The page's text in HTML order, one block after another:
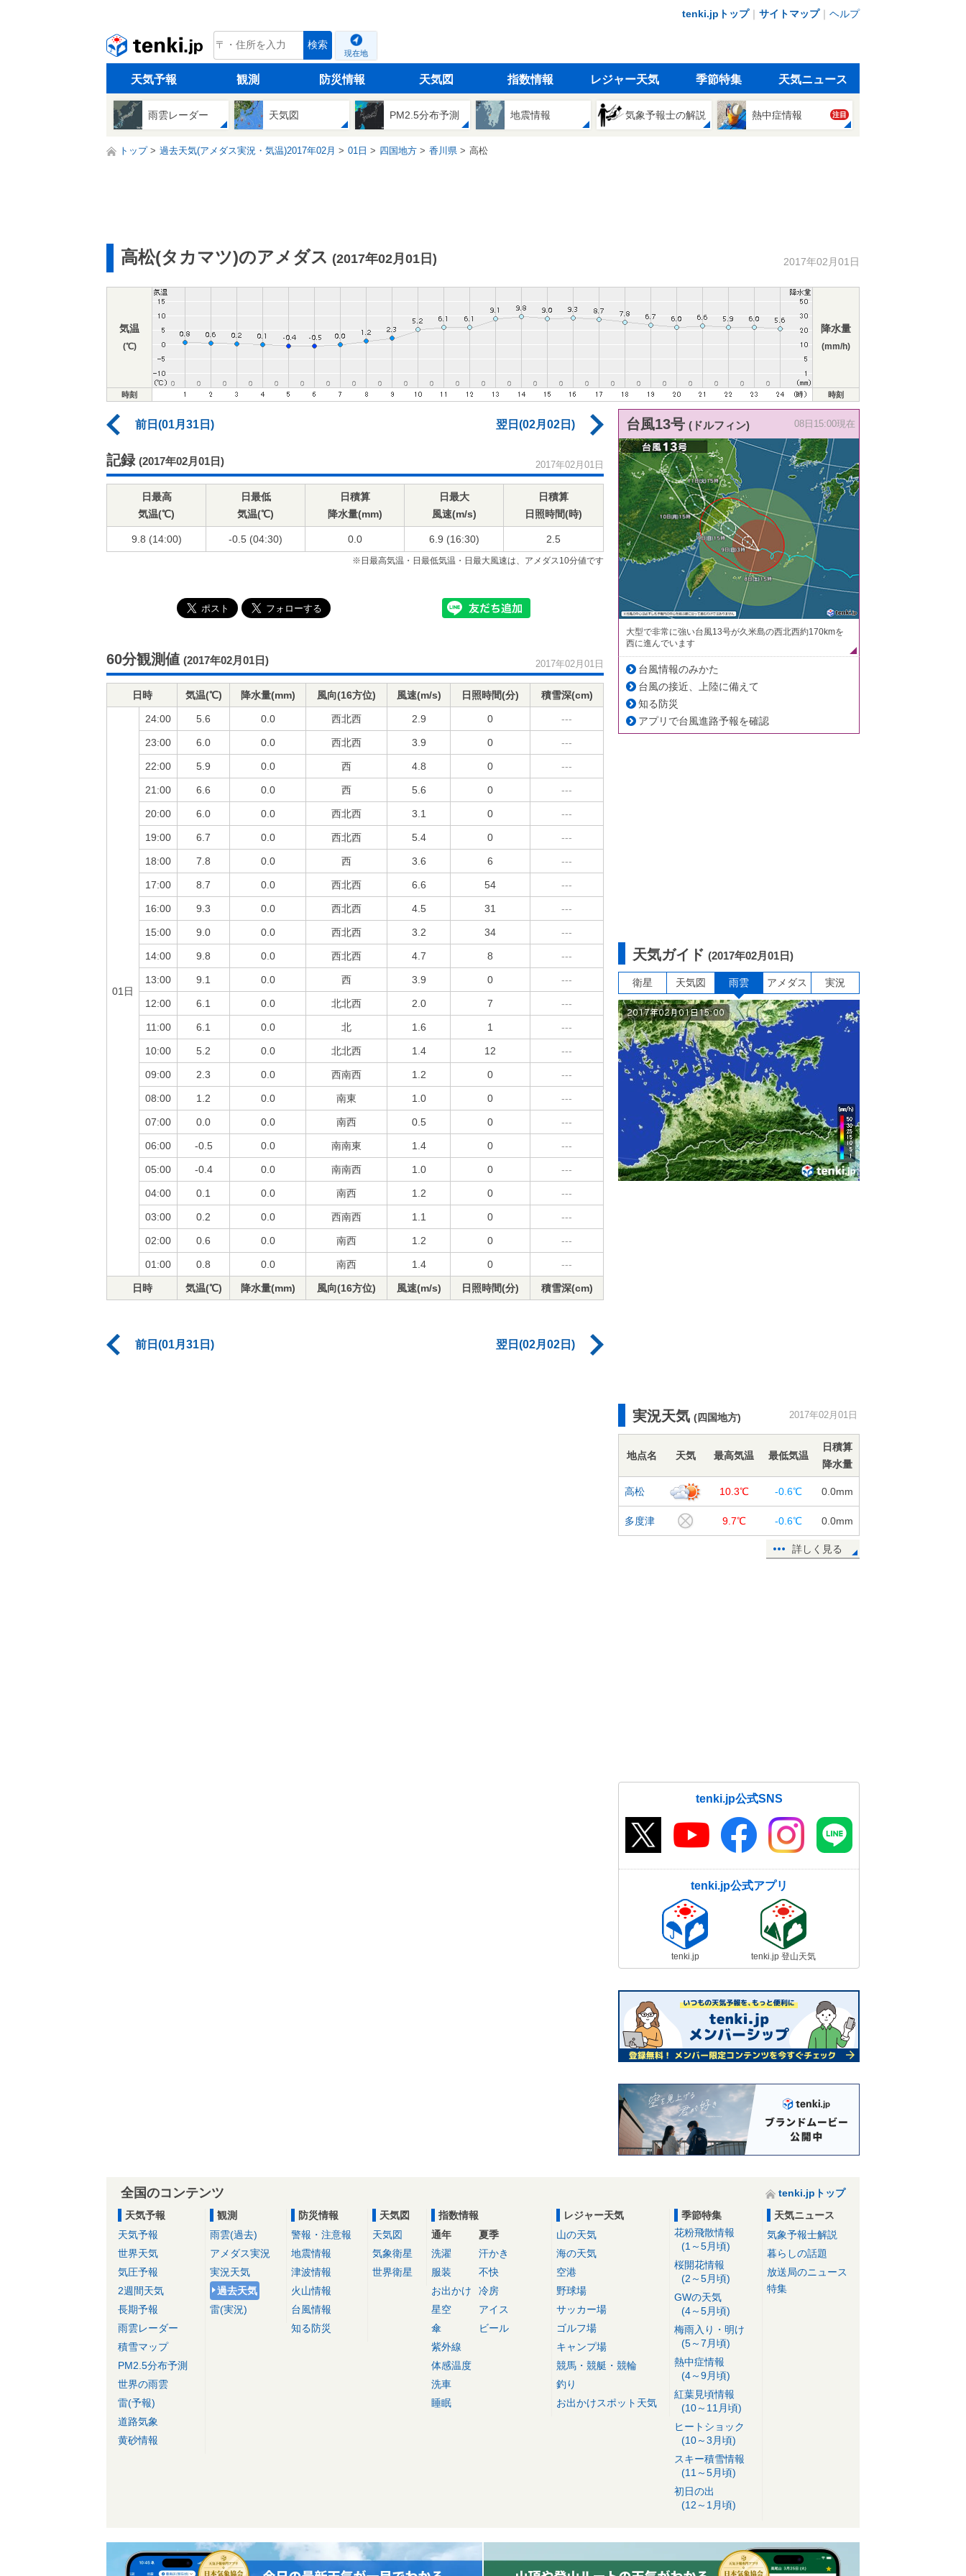
tenki.jpトップ｜ サイトマップ｜ ヘルプ
tenki.jp 検索
現在地
天気予報 観測 防災情報 天気図 指数情報 レジャー天気 季節特集 天気ニュース
雨雲レーダー 天気図 PM2.5分布予測 地震情報 気象予報士の解説 熱中症情報 注目
トップ 過去天気(アメダス実況・気温)2017年02月 01日 四国地方 香川県 高松
高松(タカマツ)のアメダス (2017年02月01日) 2017年02月01日
気温
(℃)
降水量
(mm/h)
時刻 時刻
前日(01月31日) 翌日(02月02日)
記録 (2017年02月01日) 2017年02月01日
日最高
気温(℃)
日最低
気温(℃)
日積算
降水量(mm)
日最大
風速(m/s)
日積算
日照時間(時)
9.8 (14:00) -0.5 (04:30) 0.0 6.9 (16:30) 2.5
※日最高気温・日最低気温・日最大風速は、アメダス10分値です
60分観測値 (2017年02月01日) 2017年02月01日
日時 気温(℃) 降水量(mm) 風向(16方位) 風速(m/s) 日照時間(分) 積雪深(cm)
01日
24:00 5.6 0.0 西北西 2.9 0 ---
23:00 6.0 0.0 西北西 3.9 0 ---
22:00 5.9 0.0 西 4.8 0 ---
21:00 6.6 0.0 西 5.6 0 ---
20:00 6.0 0.0 西北西 3.1 0 ---
19:00 6.7 0.0 西北西 5.4 0 ---
18:00 7.8 0.0 西 3.6 6 ---
17:00 8.7 0.0 西北西 6.6 54 ---
16:00 9.3 0.0 西北西 4.5 31 ---
15:00 9.0 0.0 西北西 3.2 34 ---
14:00 9.8 0.0 西北西 4.7 8 ---
13:00 9.1 0.0 西 3.9 0 ---
12:00 6.1 0.0 北北西 2.0 7 ---
11:00 6.1 0.0 北 1.6 1 ---
10:00 5.2 0.0 北北西 1.4 12 ---
09:00 2.3 0.0 西南西 1.2 0 ---
08:00 1.2 0.0 南東 1.0 0 ---
07:00 0.0 0.0 南西 0.5 0 ---
06:00 -0.5 0.0 南南東 1.4 0 ---
05:00 -0.4 0.0 南南西 1.0 0 ---
04:00 0.1 0.0 南西 1.2 0 ---
03:00 0.2 0.0 西南西 1.1 0 ---
02:00 0.6 0.0 南西 1.2 0 ---
01:00 0.8 0.0 南西 1.4 0 ---
日時 気温(℃) 降水量(mm) 風向(16方位) 風速(m/s) 日照時間(分) 積雪深(cm)
前日(01月31日) 翌日(02月02日)
台風13号 (ドルフィン) 08日15:00現在
大型で非常に強い台風13号が久米島の西北西約170kmを
西に進んでいます
台風情報のみかた
台風の接近、上陸に備えて
知る防災
アプリで台風進路予報を確認
天気ガイド (2017年02月01日)
衛星 天気図 雨雲 アメダス 実況
実況天気 (四国地方) 2017年02月01日
地点名 天気 最高気温 最低気温
日積算
降水量
高松 10.3℃ -0.6℃ 0.0mm
多度津 9.7℃ -0.6℃ 0.0mm
詳しく見る
tenki.jp公式SNS
tenki.jp公式アプリ
tenki.jp tenki.jp 登山天気
全国のコンテンツ
tenki.jpトップ
天気予報
天気予報
世界天気
気圧予報
2週間天気
長期予報
雨雲レーダー
積雪マップ
PM2.5分布予測
世界の雨雲
雷(予報)
道路気象
黄砂情報
観測
雨雲(過去)
アメダス実況
実況天気
過去天気
雷(実況)
防災情報
警報・注意報
地震情報
津波情報
火山情報
台風情報
知る防災
天気図
天気図
気象衛星
世界衛星
指数情報
通年
洗濯
服装
お出かけ
星空
傘
紫外線
体感温度
洗車
睡眠
夏季
汗かき
不快
冷房
アイス
ビール
レジャー天気
山の天気
海の天気
空港
野球場
サッカー場
ゴルフ場
キャンプ場
競馬・競艇・競輪
釣り
お出かけスポット天気
季節特集
花粉飛散情報
(1～5月頃)
桜開花情報
(2～5月頃)
GWの天気
(4～5月頃)
梅雨入り・明け
(5～7月頃)
熱中症情報
(4～9月頃)
紅葉見頃情報
(10～11月頃)
ヒートショック
(10～3月頃)
スキー積雪情報
(11～5月頃)
初日の出
(12～1月頃)
天気ニュース
気象予報士解説
暮らしの話題
放送局のニュース
特集